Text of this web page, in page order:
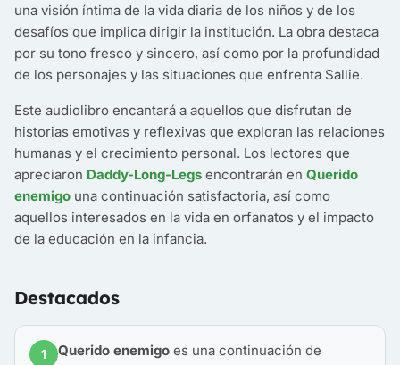
una visión íntima de la vida diaria de los niños y de los
desafíos que implica dirigir la institución. La obra destaca
por su tono fresco y sincero, así como por la profundidad
de los personajes y las situaciones que enfrenta Sallie.
Este audiolibro encantará a aquellos que disfrutan de
historias emotivas y reflexivas que exploran las relaciones
humanas y el crecimiento personal. Los lectores que
apreciaron Daddy-Long-Legs encontrarán en Querido
enemigo una continuación satisfactoria, así como
aquellos interesados en la vida en orfanatos y el impacto
de la educación en la infancia.
Destacados
1 Querido enemigo es una continuación de